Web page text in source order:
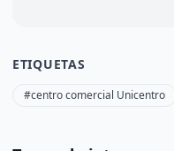
ETIQUETAS
#centro comercial Unicentro